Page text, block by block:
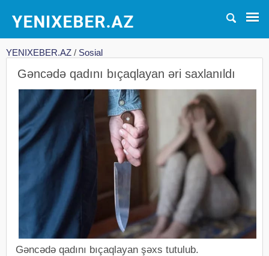
YENIXEBER.AZ / Sosial
Gəncədə qadını bıçaqlayan əri saxlanıldı
Gəncədə qadını bıçaqlayan şəxs tutulub.